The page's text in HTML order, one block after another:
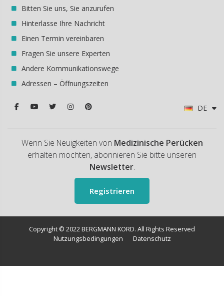
Bitten Sie uns, Sie anzurufen
Hinterlasse Ihre Nachricht
Einen Termin vereinbaren
Fragen Sie unsere Experten
Andere Kommunikationswege
Adressen – Öffnungszeiten
DE
Wenn Sie Neuigkeiten von Medizinische Perücken
erhalten möchten, abonnieren Sie bitte unseren
Newsletter.
Registrieren
Copyright © 2022 BERGMANN KORD. All Rights Reserved
Nutzungsbedingungen
Datenschutz